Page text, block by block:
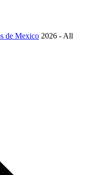
de Mexico 2026 - All